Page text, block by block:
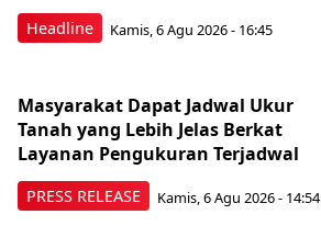
Headline Kamis, 6 Agu 2026 - 16:45
PRESS RELEASE
Masyarakat Dapat Jadwal Ukur
Tanah yang Lebih Jelas Berkat
Layanan Pengukuran Terjadwal
Kamis, 6 Agu 2026 - 14:54